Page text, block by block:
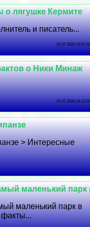
о лягушке Кермите
и писатель...
03 07 2026 16:57:39
о Ники Минаж
02 07 2026 14:12:35
> Интересные
маленький парк
маленький парк в